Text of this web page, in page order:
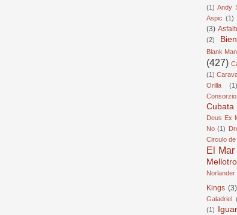
(1) Andy
Aspic (1)
(3)
(2)
Blank
(427)
(1)
Orilla
(1)
Cubata
Deus Ex
No (1)
Circulo de
El
Norlander
Kings (3)
Galadriel
(1)